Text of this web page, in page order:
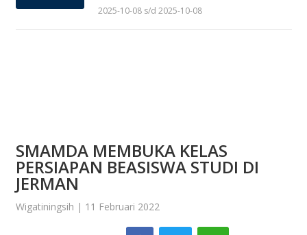
2025-10-08 s/d 2025-10-08
SMAMDA MEMBUKA KELAS
PERSIAPAN BEASISWA STUDI DI
JERMAN
Wigatiningsih | 11 Februari 2022